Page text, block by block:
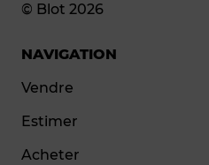
© Blot 2026
NAVIGATION
Vendre
Estimer
Acheter